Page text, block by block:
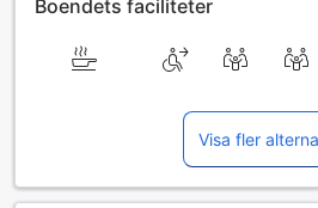
Boendets faciliteter
Visa fler